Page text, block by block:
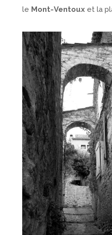
le Mont-Ventouxet la